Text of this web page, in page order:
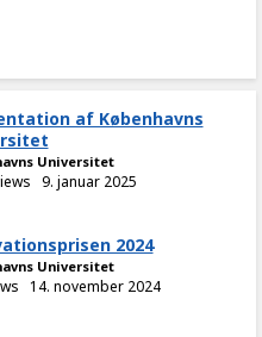
af Københavns
Universitet
9. januar 2025
2024
Universitet
14. november 2024